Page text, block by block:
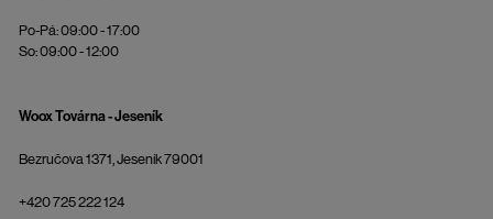
Po-Pá: 09:00 - 17:00
So: 09:00 - 12:00
Woox Továrna - Jeseník
Bezručova 1371, Jeseník 79001
+420 725 222 124